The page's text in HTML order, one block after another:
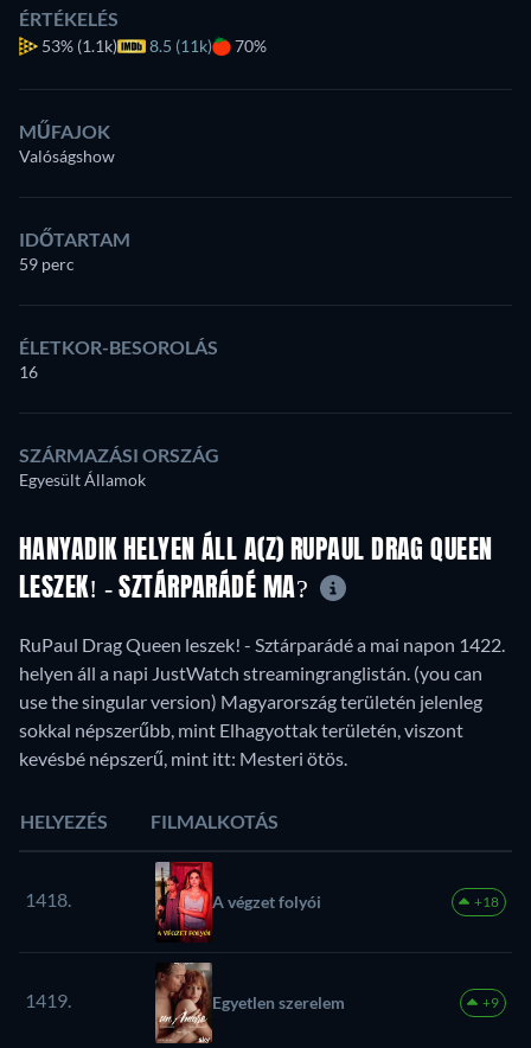
ÉRTÉKELÉS
53% (1.1k) 8.5 (11k) 70%
MŰFAJOK
Valóságshow
IDŐTARTAM
59 perc
ÉLETKOR-BESOROLÁS
16
SZÁRMAZÁSI ORSZÁG
Egyesült Államok
HANYADIK HELYEN ÁLL A(Z) RUPAUL DRAG QUEEN
LESZEK! - SZTÁRPARÁDÉ MA?
RuPaul Drag Queen leszek! - Sztárparádé a mai napon 1422.
helyen áll a napi JustWatch streamingranglistán. (you can
use the singular version) Magyarország területén jelenleg
sokkal népszerűbb, mint Elhagyottak területén, viszont
kevésbé népszerű, mint itt: Mesteri ötös.
HELYEZÉS FILMALKOTÁS
1418. A végzet folyói +18
1419. Egyetlen szerelem +9